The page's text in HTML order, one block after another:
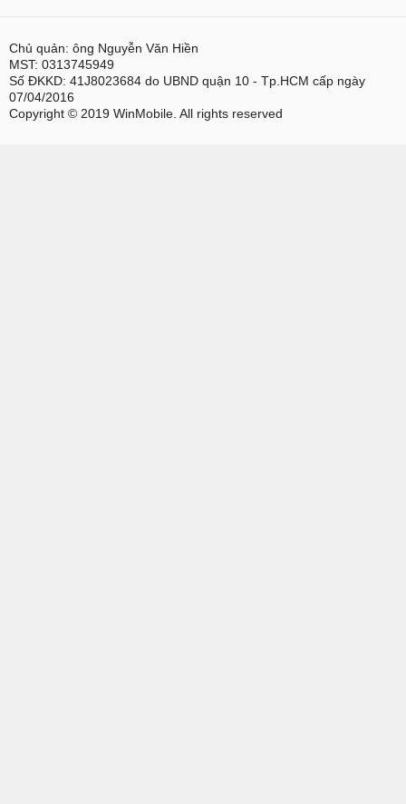
Chủ quản: ông Nguyễn Văn Hiền
MST: 0313745949
Số ĐKKD: 41J8023684 do UBND quận 10 - Tp.HCM cấp ngày
07/04/2016
Copyright © 2019 WinMobile. All rights reserved